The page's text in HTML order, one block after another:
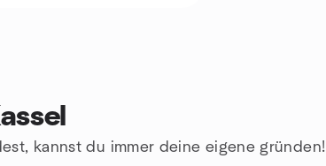
kannst du immer deine eigene gründen!